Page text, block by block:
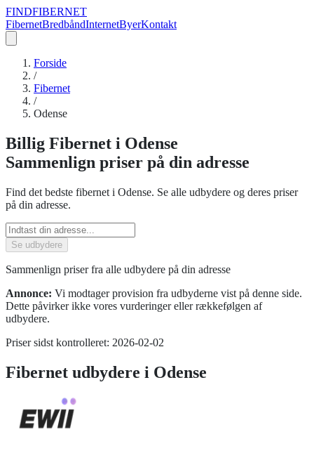
FINDFIBERNET
FibernetBredbåndInternetByerKontakt
Forside
/
Fibernet
/
Odense
Billig Fibernet i Odense
Sammenlign priser på din adresse
Find det bedste fibernet i Odense. Se alle udbydere og deres priser
på din adresse.
Se udbydere
Sammenlign priser fra alle udbydere på din adresse
Annonce: Vi modtager provision fra udbyderne vist på denne side.
Dette påvirker ikke vores vurderinger eller rækkefølgen af
udbydere.
Priser sidst kontrolleret: 2026-02-02
Fibernet udbydere i Odense